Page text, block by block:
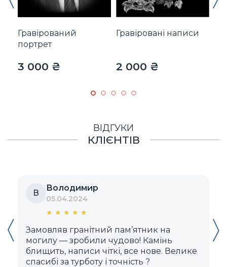
Гравірований
портрет
3 000 ₴
Гравіровані написи
2 000 ₴
ВІДГУКИ
КЛІЄНТІВ
В
Володимир
05.04.2024
★ ★ ★ ★ ★
Замовляв гранітний пам’ятник на
могилу — зробили чудово! Камінь
блищить, написи чіткі, все нове. Велике
спасибі за турботу і точність ?️